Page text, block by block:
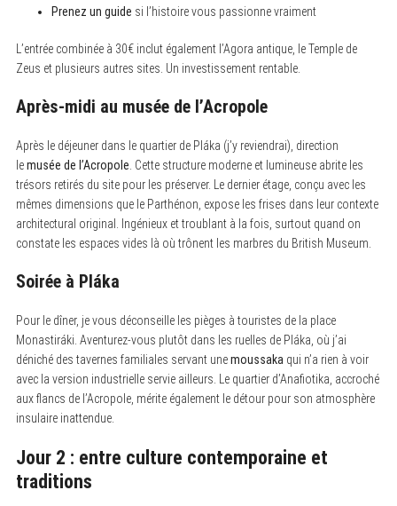
Prenez un guide si l’histoire vous passionne vraiment
L’entrée combinée à 30€ inclut également l’Agora antique, le Temple de
Zeus et plusieurs autres sites. Un investissement rentable.
Après-midi au musée de l’Acropole
Après le déjeuner dans le quartier de Pláka (j’y reviendrai), direction
lemusée de l’Acropole . Cette structure moderne et lumineuse abrite les
trésors retirés du site pour les préserver. Le dernier étage, conçu avec les
mêmes dimensions que le Parthénon, expose les frises dans leur contexte
architectural original. Ingénieux et troublant à la fois, surtout quand on
constate les espaces vides là où trônent les marbres du British Museum.
Soirée à Pláka
Pour le dîner, je vous déconseille les pièges à touristes de la place
Monastiráki. Aventurez-vous plutôt dans les ruelles de Pláka, où j’ai
déniché des tavernes familiales servant unemoussaka qui n’a rien à voir
avec la version industrielle servie ailleurs. Le quartier d’Anafiotika, accroché
aux flancs de l’Acropole, mérite également le détour pour son atmosphère
insulaire inattendue.
Jour 2 : entre culture contemporaine et
traditions